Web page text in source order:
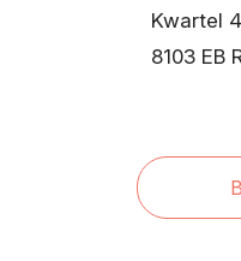
Kwartel 4
8103 EB